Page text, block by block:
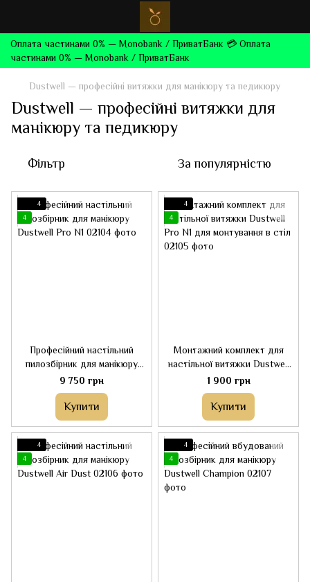
Оплата частинами 0% — Monobank / ПриватБанк 💳 Оплата
частинами 0% — Monobank / ПриватБанк
Dustwell — професійні витяжки для манікюру та педикюру
Dustwell — професійні витяжки для
манікюру та педикюру
Фільтр За популярністю
4
4
Професійний настільний
пилозбірник для манікюру
Dustwell Pro N1
9 750 грн
Купити
4
4
Монтажний комплект для
настільної витяжки Dustwell
Pro N1 для монтування в стіл
1 900 грн
Купити
4
4
4
4